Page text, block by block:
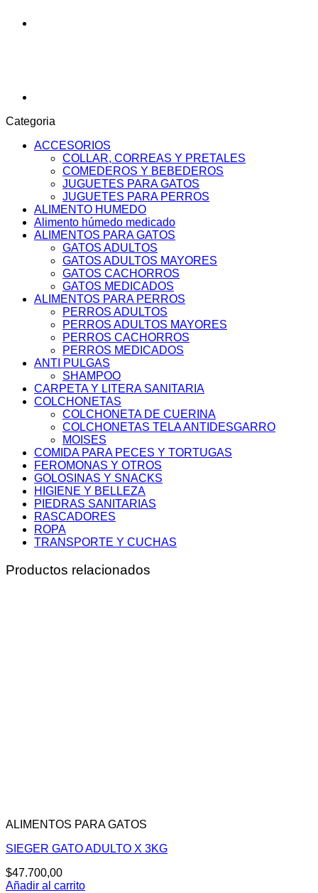
Categoria
ACCESORIOS
COLLAR, CORREAS Y PRETALES
COMEDEROS Y BEBEDEROS
JUGUETES PARA GATOS
JUGUETES PARA PERROS
ALIMENTO HUMEDO
Alimento húmedo medicado
ALIMENTOS PARA GATOS
GATOS ADULTOS
GATOS ADULTOS MAYORES
GATOS CACHORROS
GATOS MEDICADOS
ALIMENTOS PARA PERROS
PERROS ADULTOS
PERROS ADULTOS MAYORES
PERROS CACHORROS
PERROS MEDICADOS
ANTI PULGAS
SHAMPOO
CARPETA Y LITERA SANITARIA
COLCHONETAS
COLCHONETA DE CUERINA
COLCHONETAS TELA ANTIDESGARRO
MOISES
COMIDA PARA PECES Y TORTUGAS
FEROMONAS Y OTROS
GOLOSINAS Y SNACKS
HIGIENE Y BELLEZA
PIEDRAS SANITARIAS
RASCADORES
ROPA
TRANSPORTE Y CUCHAS
Productos relacionados
ALIMENTOS PARA GATOS
SIEGER GATO ADULTO X 3KG
$47.700,00
Añadir al carrito